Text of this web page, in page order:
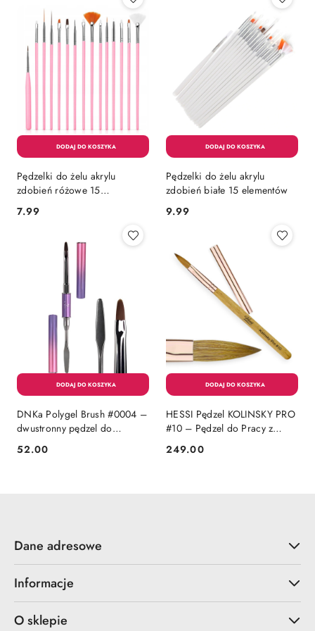
Pędzelki do żelu akrylu
zdobień różowe 15
elementów
Cena:
7.99
Pędzelki do żelu akrylu
zdobień białe 15 elementów
Cena:
9.99
DNKa Polygel Brush #0004 –
dwustronny pędzel do
Cena:
52.00
HESSI Pędzel KOLINSKY PRO
#10 – Pędzel do Pracy z
Cena:
249.00
Dane adresowe
Informacje
O sklepie